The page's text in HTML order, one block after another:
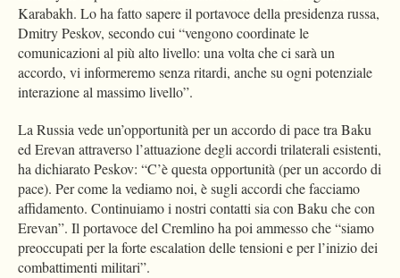
Karabakh. Lo ha fatto sapere il portavoce della presidenza russa,
Dmitry Peskov, secondo cui “vengono coordinate le
comunicazioni al più alto livello: una volta che ci sarà un
accordo, vi informeremo senza ritardi, anche su ogni potenziale
interazione al massimo livello”.
La Russia vede un’opportunità per un accordo di pace tra Baku
ed Erevan attraverso l’attuazione degli accordi trilaterali esistenti,
ha dichiarato Peskov: “C’è questa opportunità (per un accordo di
pace). Per come la vediamo noi, è sugli accordi che facciamo
affidamento. Continuiamo i nostri contatti sia con Baku che con
Erevan”. Il portavoce del Cremlino ha poi ammesso che “siamo
preoccupati per la forte escalation delle tensioni e per l’inizio dei
combattimenti militari”.